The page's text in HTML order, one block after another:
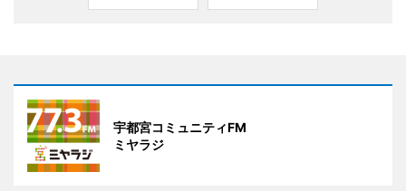
宇都宮コミュニティFM
ミヤラジ